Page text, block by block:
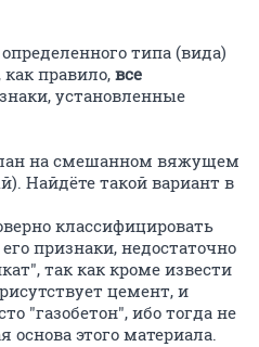
типа (вида)
правило, все
установленные
на смешанном вяжущем
Найдёте такой вариант в
классифицировать
признаки, недостаточно
так как кроме извести
цемент, и
"газобетон", ибо тогда не
основа этого материала.